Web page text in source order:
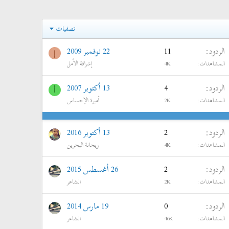
تصفيات
الردود 11
المشاهدات 4K
22 نوفمبر 2009
إشراقة الأمل
إ
الردود 4
المشاهدات 2K
13 أكتوبر 2007
أميرة الإحساس
أ
الردود 2
المشاهدات 4K
13 أكتوبر 2016
ريحانة البحرين
الردود 2
المشاهدات 2K
26 أغسطس 2015
الشاعر
الردود 0
المشاهدات 46K
19 مارس 2014
الشاعر